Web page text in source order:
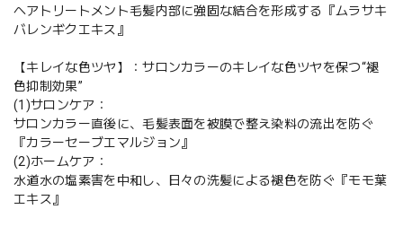
ヘアトリートメント毛髪内部に強固な結合を形成する『ムラサキ
バレンギクエキス』
【キレイな色ツヤ】：サロンカラーのキレイな色ツヤを保つ“褪
色抑制効果”
(1)サロンケア：
サロンカラー直後に、毛髪表面を被膜で整え染料の流出を防ぐ
『カラーセーブエマルジョン』
(2)ホームケア：
水道水の塩素害を中和し、日々の洗髪による褪色を防ぐ『モモ葉
エキス』